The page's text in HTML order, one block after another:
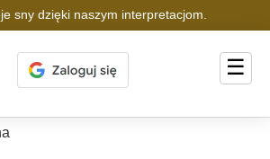
sny dzięki naszym interpretacjom.
☰